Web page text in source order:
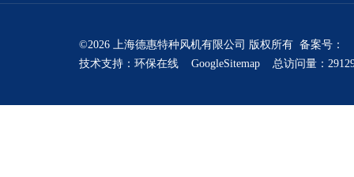
©2026 上海德惠特种风机有限公司 版权所有 备案号：
技术支持： 环保在线 GoogleSitemap 总访问量：